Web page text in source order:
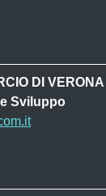
DI VERONA
Sviluppo